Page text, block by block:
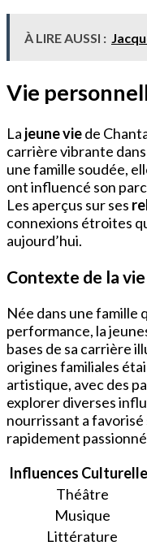
À LIRE AUSSI :
Vie
La jeune viede
carrière vibrante
une famille soudée,
ont influencé son
Les aperçus sur ses
connexions étroites
aujourd’hui.
Contexte de la
Née dans une famille
performance, la
bases de sa carrière
origines familiales
artistique, avec des
explorer diverses
nourrissant a favorisé
rapidement
Influences
Théâtre
Musique
Littérature